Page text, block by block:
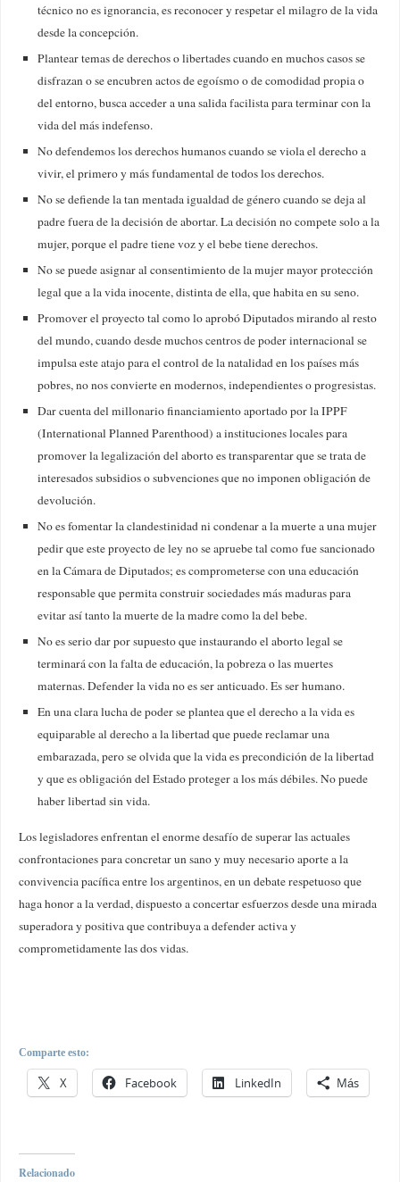
técnico no es ignorancia, es reconocer y respetar el milagro de la vida
desde la concepción.
Plantear temas de derechos o libertades cuando en muchos casos se
disfrazan o se encubren actos de egoísmo o de comodidad propia o
del entorno, busca acceder a una salida facilista para terminar con la
vida del más indefenso.
No defendemos los derechos humanos cuando se viola el derecho a
vivir, el primero y más fundamental de todos los derechos.
No se defiende la tan mentada igualdad de género cuando se deja al
padre fuera de la decisión de abortar. La decisión no compete solo a la
mujer, porque el padre tiene voz y el bebe tiene derechos.
No se puede asignar al consentimiento de la mujer mayor protección
legal que a la vida inocente, distinta de ella, que habita en su seno.
Promover el proyecto tal como lo aprobó Diputados mirando al resto
del mundo, cuando desde muchos centros de poder internacional se
impulsa este atajo para el control de la natalidad en los países más
pobres, no nos convierte en modernos, independientes o progresistas.
Dar cuenta del millonario financiamiento aportado por la IPPF
(International Planned Parenthood) a instituciones locales para
promover la legalización del aborto es transparentar que se trata de
interesados subsidios o subvenciones que no imponen obligación de
devolución.
No es fomentar la clandestinidad ni condenar a la muerte a una mujer
pedir que este proyecto de ley no se apruebe tal como fue sancionado
en la Cámara de Diputados; es comprometerse con una educación
responsable que permita construir sociedades más maduras para
evitar así tanto la muerte de la madre como la del bebe.
No es serio dar por supuesto que instaurando el aborto legal se
terminará con la falta de educación, la pobreza o las muertes
maternas. Defender la vida no es ser anticuado. Es ser humano.
En una clara lucha de poder se plantea que el derecho a la vida es
equiparable al derecho a la libertad que puede reclamar una
embarazada, pero se olvida que la vida es precondición de la libertad
y que es obligación del Estado proteger a los más débiles. No puede
haber libertad sin vida.
Los legisladores enfrentan el enorme desafío de superar las actuales
confrontaciones para concretar un sano y muy necesario aporte a la
convivencia pacífica entre los argentinos, en un debate respetuoso que
haga honor a la verdad, dispuesto a concertar esfuerzos desde una mirada
superadora y positiva que contribuya a defender activa y
comprometidamente las dos vidas.
Comparte esto:
X Facebook LinkedIn Más
Relacionado